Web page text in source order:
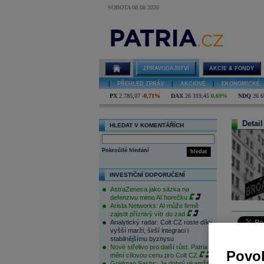
SOBOTA 08.08.2026
ZPRAVODAJSTVÍ AKCIE & FONDY
PŘEHLED ZPRÁV AKCIOVÉ EKONOMICKÉ
PX 2 785,07 -0,71% DAX 26 319,45 0,69% NDQ 26
HLEDAT V KOMENTÁŘÍCH
hledat
Pokročilé hledání
INVESTIČNÍ DOPORUČENÍ
AstraZeneca jako sázka na
defenzivu mimo AI horečku
Arista Networks: AI může firmě
zajistit příznivý vítr do zad
Analytický radar: Colt CZ roste díky
vyšší marži, širší integraci i
stabilnějšímu byznysu
Nové střelivo pro další růst. Patria
mění cílovou cenu pro Colt CZ
na trzích